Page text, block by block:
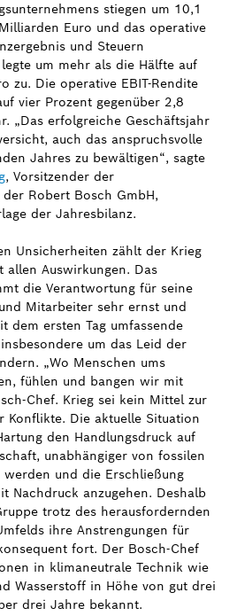
stiegen um 10,1
Euro und das operative
und Steuern
um mehr als die Hälfte auf
zu. Die operative EBIT-Rendite
vier Prozent gegenüber 2,8
„Das erfolgreiche Geschäftsjahr
auch das anspruchsvolle
Jahres zu bewältigen“, sagte
, Vorsitzender der
Robert Bosch GmbH,
der Jahresbilanz.
Unsicherheiten zählt der Krieg
allen Auswirkungen. Das
die Verantwortung für seine
Mitarbeiter sehr ernst und
dem ersten Tag umfassende
um das Leid der
„Wo Menschen ums
fühlen und bangen wir mit
Chef. Krieg sei kein Mittel zur
Konflikte. Die aktuelle Situation
den Handlungsdruck auf
unabhängiger von fossilen
werden und die Erschließung
Nachdruck anzugehen. Deshalb
trotz des herausfordernden
ihre Anstrengungen für
fort. Der Bosch-Chef
in klimaneutrale Technik wie
Wasserstoff in Höhe von gut drei
drei Jahre bekannt.